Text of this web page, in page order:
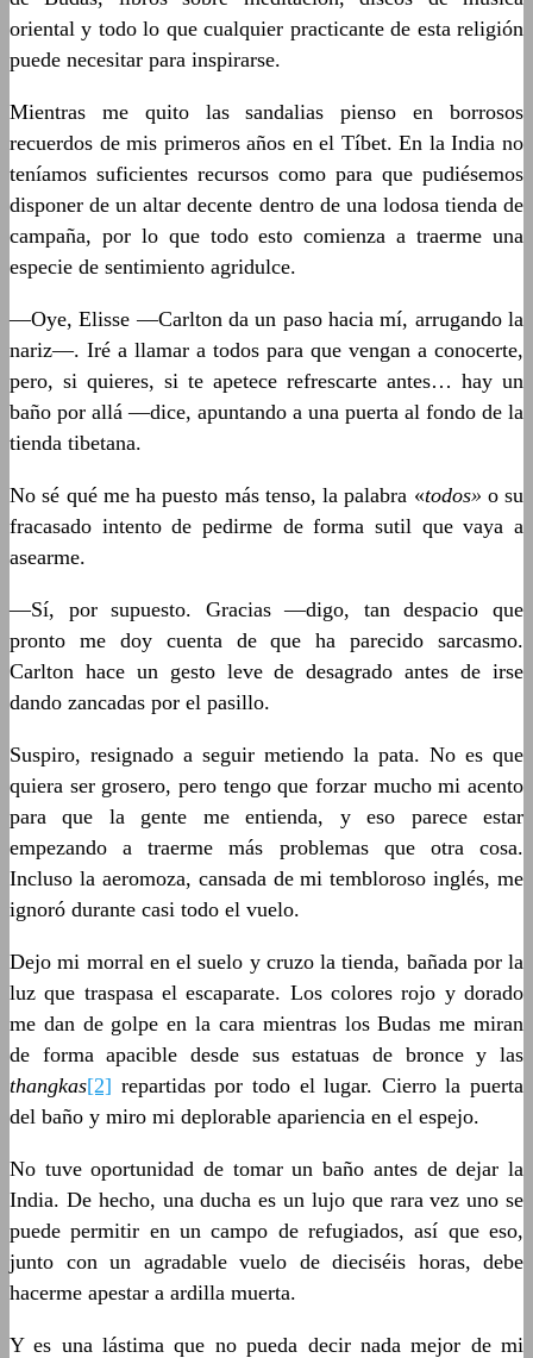
oriental y todo lo que cualquier practicante de esta religión
puede necesitar para inspirarse.
Mientras me quito las sandalias pienso en borrosos
recuerdos de mis primeros años en el Tíbet. En la India no
teníamos suficientes recursos como para que pudiésemos
disponer de un altar decente dentro de una lodosa tienda de
campaña, por lo que todo esto comienza a traerme una
especie de sentimiento agridulce.
—Oye, Elisse —Carlton da un paso hacia mí, arrugando la
nariz—. Iré a llamar a todos para que vengan a conocerte,
pero, si quieres, si te apetece refrescarte antes… hay un
baño por allá —dice, apuntando a una puerta al fondo de la
tienda tibetana.
No sé qué me ha puesto más tenso, la palabra «todos» o su
fracasado intento de pedirme de forma sutil que vaya a
asearme.
—Sí, por supuesto. Gracias —digo, tan despacio que
pronto me doy cuenta de que ha parecido sarcasmo.
Carlton hace un gesto leve de desagrado antes de irse
dando zancadas por el pasillo.
Suspiro, resignado a seguir metiendo la pata. No es que
quiera ser grosero, pero tengo que forzar mucho mi acento
para que la gente me entienda, y eso parece estar
empezando a traerme más problemas que otra cosa.
Incluso la aeromoza, cansada de mi tembloroso inglés, me
ignoró durante casi todo el vuelo.
Dejo mi morral en el suelo y cruzo la tienda, bañada por la
luz que traspasa el escaparate. Los colores rojo y dorado
me dan de golpe en la cara mientras los Budas me miran
de forma apacible desde sus estatuas de bronce y las
thangkas[2] repartidas por todo el lugar. Cierro la puerta
del baño y miro mi deplorable apariencia en el espejo.
No tuve oportunidad de tomar un baño antes de dejar la
India. De hecho, una ducha es un lujo que rara vez uno se
puede permitir en un campo de refugiados, así que eso,
junto con un agradable vuelo de dieciséis horas, debe
hacerme apestar a ardilla muerta.
Y es una lástima que no pueda decir nada mejor de mi